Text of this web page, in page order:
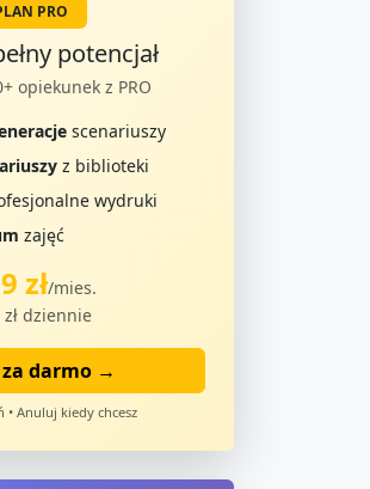
PRO
potencjał
opiekunek z PRO
scenariuszy
z biblioteki
wydruki
zajęć
zł/mies.
dziennie
za darmo →
• Anuluj kiedy chcesz